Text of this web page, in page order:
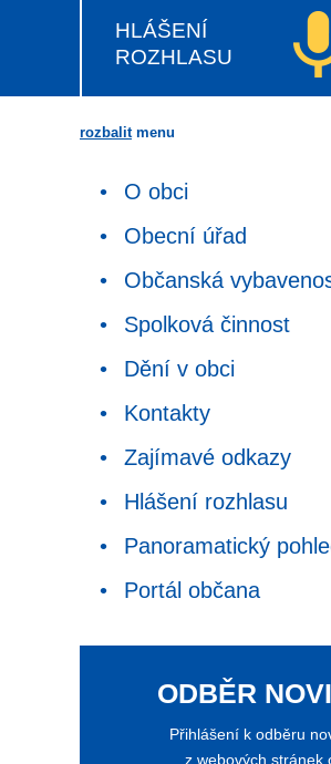
HLÁŠENÍ
ROZHLASU
rozbalitmenu
O obci
Obecní úřad
Občanská
Spolková činnost
Dění v obci
Kontakty
Zajímavé odkazy
Hlášení rozhlasu
Panoramatický
Portál občana
ODBĚR
Přihlášení k odběru
z webových stránek